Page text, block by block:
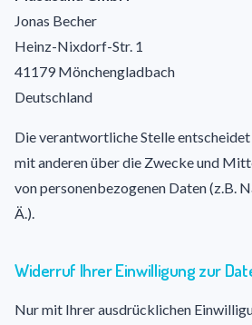
Jonas Becher
Heinz-Nixdorf-Str. 1
41179 Mönchengladbach
Deutschland
Die verantwortliche Stelle
mit anderen über die Zwecke und
von personenbezogenen Daten (z.B.
Ä.).
Widerruf Ihrer Einwilligung zur
Nur mit Ihrer ausdrücklichen